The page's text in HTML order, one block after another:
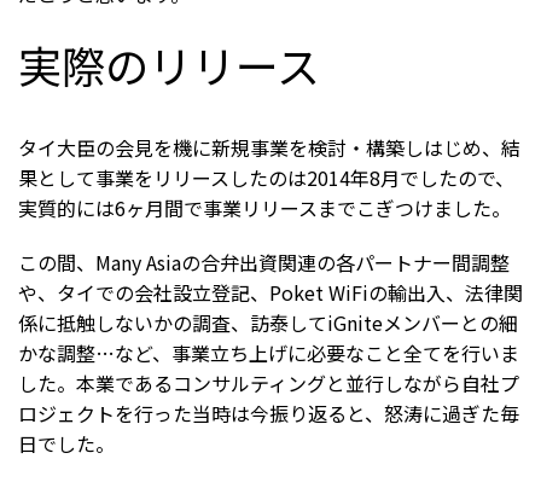
実際のリリース
タイ大臣の会見を機に新規事業を検討・構築しはじめ、結
果として事業をリリースしたのは2014年8月でしたので、
実質的には6ヶ月間で事業リリースまでこぎつけました。
この間、Many Asiaの合弁出資関連の各パートナー間調整
や、タイでの会社設立登記、Poket WiFiの輸出入、法律関
係に抵触しないかの調査、訪泰してiGniteメンバーとの細
かな調整…など、事業立ち上げに必要なこと全てを行いま
した。本業であるコンサルティングと並行しながら自社プ
ロジェクトを行った当時は今振り返ると、怒涛に過ぎた毎
日でした。